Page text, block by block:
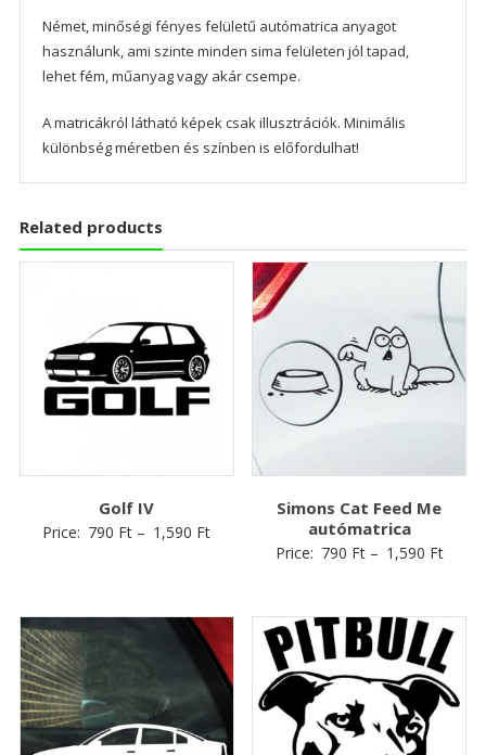
Német, minőségi fényes felületű autómatrica anyagot
használunk, ami szinte minden sima felületen jól tapad,
lehet fém, műanyag vagy akár csempe.
A matricákról látható képek csak illusztrációk. Minimális
különbség méretben és színben is előfordulhat!
Related products
Golf IV
Price: 790 Ft – 1,590 Ft
Simons Cat Feed Me
autómatrica
Price: 790 Ft– 1,590 Ft